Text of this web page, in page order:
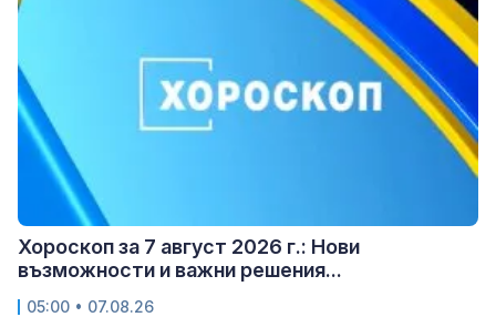
Хороскоп за 7 август 2026 г.: Нови
възможности и важни решения...
05:00 • 07.08.26